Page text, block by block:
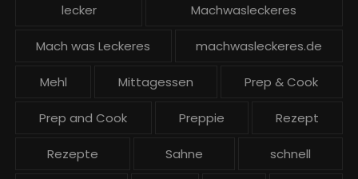
lecker Machwasleckeres
Mach was Leckeres machwasleckeres.de
Mehl Mittagessen Prep & Cook
Prep and Cook Preppie Rezept
Rezepte Sahne schnell